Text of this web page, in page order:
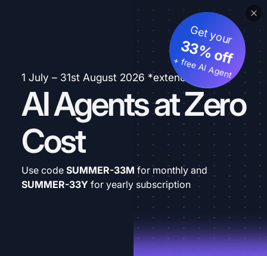
1 July – 31st August 2026 *extended
AI Agents at Zero
Cost
Get your
33% off
+ free AI Agent
Use code SUMMER-33M for monthly and
SUMMER-33Y for yearly subscription